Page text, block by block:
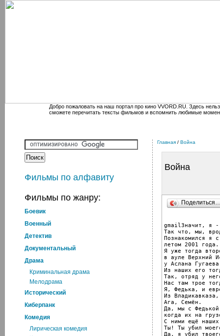
Добро пожаловать на наш портал про кино VVORD.RU. Здесь
сможете перечитать тексты фильмов и вспомнить любимые
Фильмы по алфавиту
Фильмы по жанру:
Боевик
Военный
Детектив
Документальный
Драма
Криминальная драма
Мелодрама
Исторический
Киберпанк
Комедия
Лирическая комедия
Главная / Война
Война
gmailЗначит, я
Так что, мы,
Познакомился я
летом 2001 года.
Я уже тогда
в ауле Верхний
у Аслана
Из наших его
Так, отряд у
Нас там трое
Я, Федька, и
Из
Ага, Семён.
Да, мы с
когда их на
С ними ещё
Ты! Ты убил
Да, я убил